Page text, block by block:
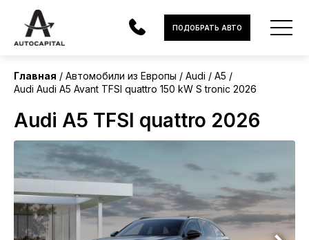
АВТОМОБИЛИ
ЭЛЕКТРОМОБИЛИ
В НАЛИЧИИ
МОТОЦИКЛЫ
УСЛУГИ
ПОДОБРАТЬ АВТО
Главная Автомобили из Европы Audi
A5
Audi Audi A5 Avant TFSI quattro 150 kW S tronic 2026
Audi A5 TFSI quattro 2026
Европа
Без пробега